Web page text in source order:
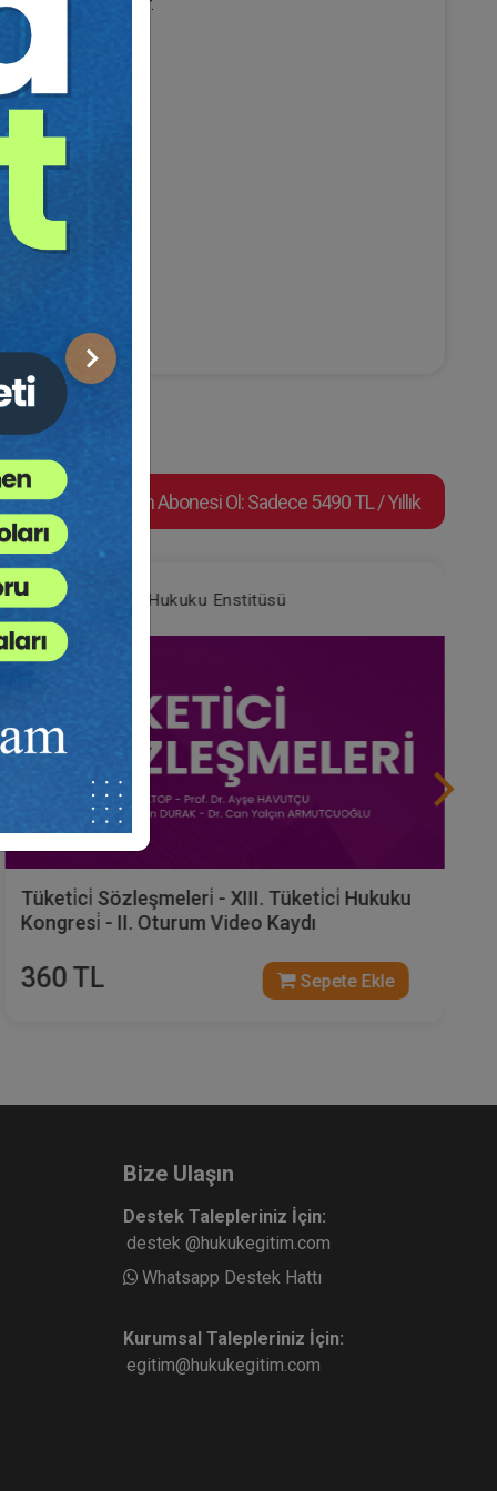
Sonraki
Video Eğitim Abonesi Ol: Sadece 5490 TL / Yıllık
Tüketici Hukuku Enstitüsü
Tüketi̇ci̇ Sözleşmeleri̇ - XIII. Tüketi̇ci̇ Hukuku
Kongresi̇ - II. Oturum Video Kaydı
360 TL Sepete Ekle
Bize Ulaşın
Destek Talepleriniz İçin:
destek @hukukegitim.com
Whatsapp Destek Hattı
Kurumsal Talepleriniz İçin:
egitim@hukukegitim.com